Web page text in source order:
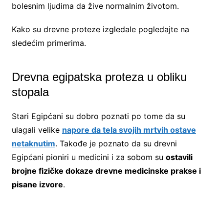
bolesnim ljudima da žive normalnim životom.
Kako su drevne proteze izgledale pogledajte na
sledećim primerima.
Drevna egipatska proteza u obliku
stopala
Stari Egipćani su dobro poznati po tome da su
ulagali velike napore da tela svojih mrtvih ostave
netaknutim. Takođe je poznato da su drevni
Egipćani pioniri u medicini i za sobom su ostavili
brojne fizičke dokaze drevne medicinske prakse i
pisane izvore.